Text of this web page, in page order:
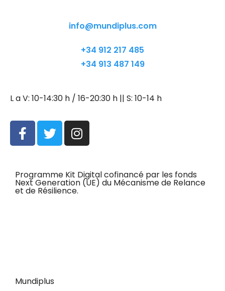
info@mundiplus.com
+34 912 217 485
+34 913 487 149
L a V: 10-14:30 h / 16-20:30 h || S: 10-14 h
Programme Kit Digital cofinancé par les fonds
Next Generation (UE) du Mécanisme de Relance
et de Résilience.
Mundiplus